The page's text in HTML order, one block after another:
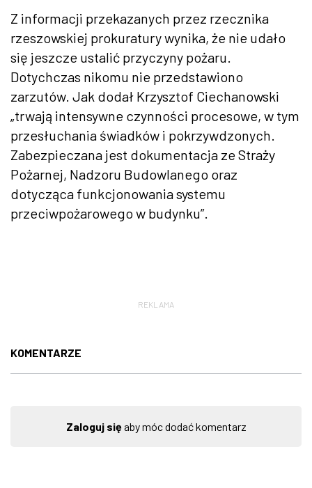
Z informacji przekazanych przez rzecznika
rzeszowskiej prokuratury wynika, że nie udało
się jeszcze ustalić przyczyny pożaru.
Dotychczas nikomu nie przedstawiono
zarzutów. Jak dodał Krzysztof Ciechanowski
„trwają intensywne czynności procesowe, w tym
przesłuchania świadków i pokrzywdzonych.
Zabezpieczana jest dokumentacja ze Straży
Pożarnej, Nadzoru Budowlanego oraz
dotycząca funkcjonowania systemu
przeciwpożarowego w budynku”.
REKLAMA
KOMENTARZE
Zaloguj sięaby móc dodać komentarz